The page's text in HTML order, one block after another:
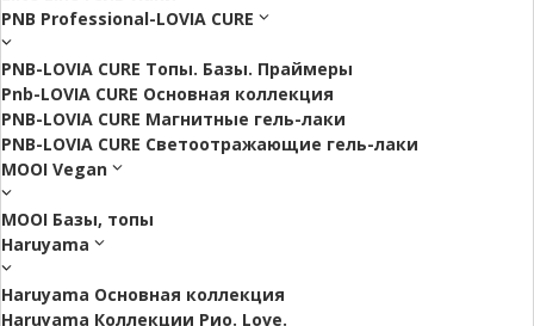
PNB Professional-LOVIA CURE
PNB-LOVIA CURE Топы. Базы. Праймеры
Pnb-LOVIA CURE Основная коллекция
PNB-LOVIA CURE Магнитные гель-лаки
PNB-LOVIA CURE Cветоотражающие гель-лаки
MOOI Vegan
MOOI Базы, топы
Haruyama
Haruyama Основная коллекция
Haruyama Коллекции Рио. Love.